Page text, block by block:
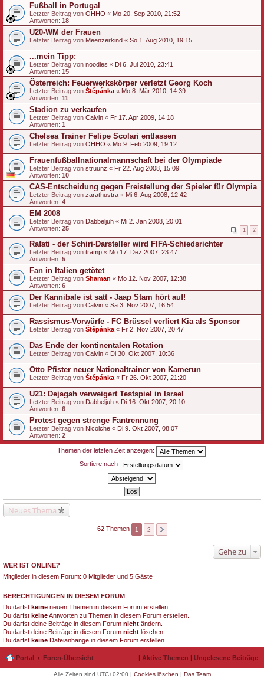
Fußball in Portugal
Letzter Beitrag von OHHO « Mo 20. Sep 2010, 21:52
Antworten: 18
U20-WM der Frauen
Letzter Beitrag von Meenzerkind « So 1. Aug 2010, 19:15
...mein Tipp:
Letzter Beitrag von noodles « Di 6. Jul 2010, 23:41
Antworten: 15
Österreich: Feuerwerkskörper verletzt Georg Koch
Letzter Beitrag von Štěpánka « Mo 8. Mär 2010, 14:39
Antworten: 11
Stadion zu verkaufen
Letzter Beitrag von Calvin « Fr 17. Apr 2009, 14:18
Antworten: 1
Chelsea Trainer Felipe Scolari entlassen
Letzter Beitrag von OHHO « Mo 9. Feb 2009, 19:12
Frauenfußballnationalmannschaft bei der Olympiade
Letzter Beitrag von struunz « Fr 22. Aug 2008, 15:09
Antworten: 10
CAS-Entscheidung gegen Freistellung der Spieler für Olympia
Letzter Beitrag von zarathustra « Mi 6. Aug 2008, 12:42
Antworten: 4
EM 2008
Letzter Beitrag von Dabbeljuh « Mi 2. Jan 2008, 20:01
Antworten: 25 1 2
Rafati - der Schiri-Darsteller wird FIFA-Schiedsrichter
Letzter Beitrag von tramp « Mo 17. Dez 2007, 23:47
Antworten: 5
Fan in Italien getötet
Letzter Beitrag von Shaman « Mo 12. Nov 2007, 12:38
Antworten: 6
Der Kannibale ist satt - Jaap Stam hört auf!
Letzter Beitrag von Calvin « Sa 3. Nov 2007, 16:54
Rassismus-Vorwürfe - FC Brüssel verliert Kia als Sponsor
Letzter Beitrag von Štěpánka « Fr 2. Nov 2007, 20:47
Das Ende der kontinentalen Rotation
Letzter Beitrag von Calvin « Di 30. Okt 2007, 10:36
Otto Pfister neuer Nationaltrainer von Kamerun
Letzter Beitrag von Štěpánka « Fr 26. Okt 2007, 21:20
U21: Dejagah verweigert Testspiel in Israel
Letzter Beitrag von Dabbeljuh « Di 16. Okt 2007, 20:10
Antworten: 6
Protest gegen strenge Fantrennung
Letzter Beitrag von Nicolche « Di 9. Okt 2007, 08:07
Antworten: 2
Themen der letzten Zeit anzeigen:
Sortiere nach
Neues Thema
62 Themen 1 2
Gehe zu
WER IST ONLINE?
Mitglieder in diesem Forum: 0 Mitglieder und 5 Gäste
BERECHTIGUNGEN IN DIESEM FORUM
Du darfst keine neuen Themen in diesem Forum erstellen.
Du darfst keineAntworten zu Themen in diesem Forum erstellen.
Du darfst deine Beiträge in diesem Forum nicht ändern.
Du darfst deine Beiträge in diesem Forum nicht löschen.
Du darfst keine Dateianhänge in diesem Forum erstellen.
Portal Foren-Übersicht | Aktive Themen | Ungelesene Beiträge
Alle Zeiten sind UTC+02:00| Cookies löschen | Das Team